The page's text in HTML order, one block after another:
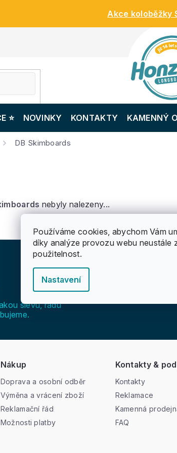
Používáme cookies, abychom Vám
díky analýze provozu webu neustále
použitelnost.
Nastavení
Akce koloběžky
⭐️ NOVINKY KONTAKTY KAMENNÝ
DB Skimboards
nebyly nalezeny...
slevu, radu
Nákup
Doprava a osobní odběr
Výměna a vrácení zboží
Reklamační řád
Možnosti platby
Kontakty &
Kontakty
Reklamace
Kamenná
FAQ